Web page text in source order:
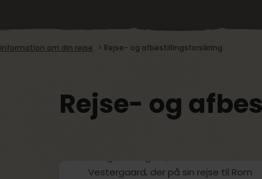
om din rejse > Rejse- og afbestillingsforsikring
Rejse- og
Vestergaard, der på sin rejse til Rom